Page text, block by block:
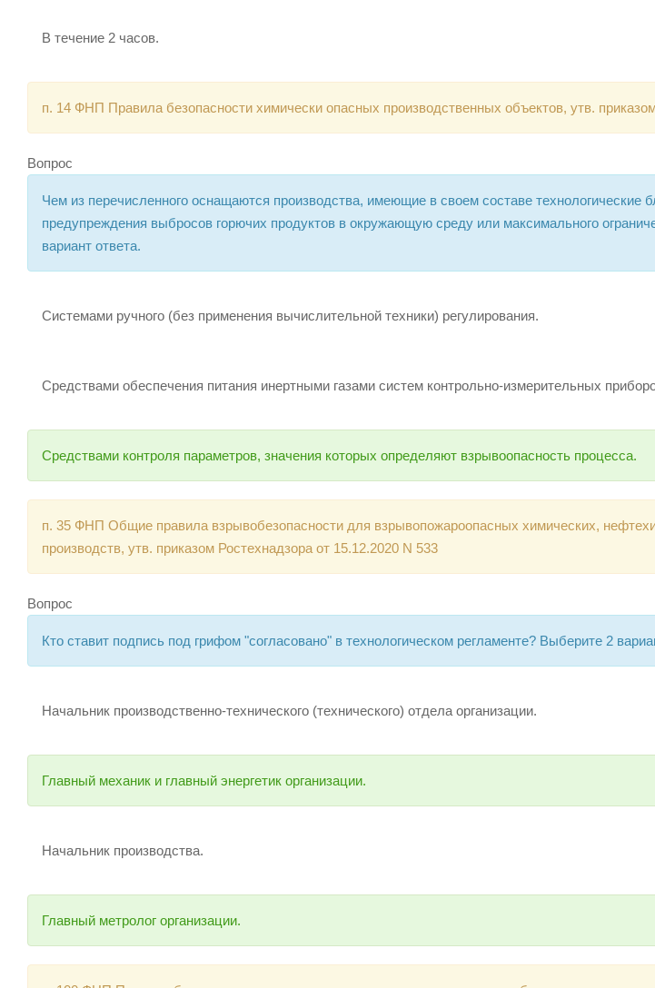
В течение 2 часов.
п. 14 ФНП Правила безопасности химически опасных производственных объектов, утв.
Вопрос
Чем из перечисленного оснащаются производства, имеющие в своем составе технологические
предупреждения выбросов горючих продуктов в окружающую среду или максимального
вариант ответа.
Системами ручного (без применения вычислительной техники) регулирования.
Средствами обеспечения питания инертными газами систем контрольно-измерительных
Средствами контроля параметров, значения которых определяют взрывоопасность процесса.
п. 35 ФНП Общие правила взрывобезопасности для взрывопожароопасных химических,
производств, утв. приказом Ростехнадзора от 15.12.2020 N 533
Вопрос
Кто ставит подпись под грифом "согласовано" в технологическом регламенте? Выберите 2
Начальник производственно-технического (технического) отдела организации.
Главный механик и главный энергетик организации.
Начальник производства.
Главный метролог организации.